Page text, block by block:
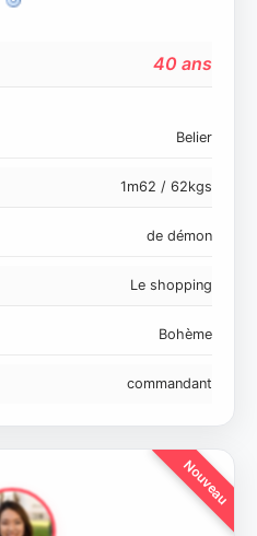
40 ans
Belier
1m62 / 62kgs
de démon
Le shopping
Bohème
commandant